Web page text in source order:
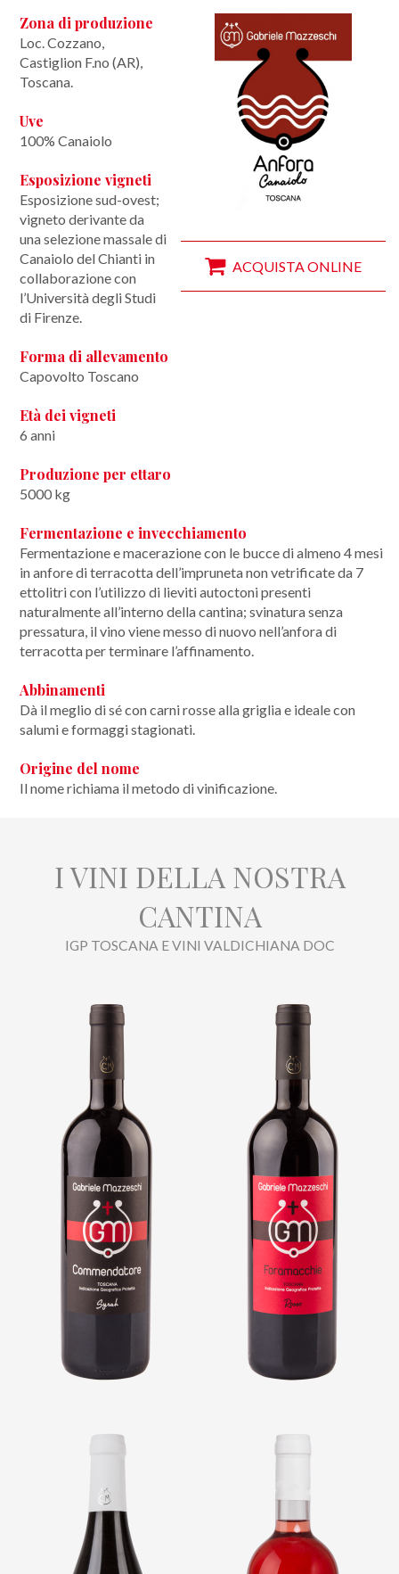
Contatti
Come arrivare
ACQUISTA ONLINE
Zona di produzione
Loc. Cozzano,
Castiglion F.no (AR),
Toscana.
Uve
100% Canaiolo
Esposizione vigneti
Esposizione sud-ovest;
vigneto derivante da
una selezione massale di
Canaiolo del Chianti in
collaborazione con
l’Università degli Studi
di Firenze.
Forma di allevamento
Capovolto Toscano
Età dei vigneti
6 anni
Produzione per ettaro
5000 kg
Fermentazione e invecchiamento
Fermentazione e macerazione con le bucce di almeno 4 mesi
in anfore di terracotta dell’impruneta non vetrificate da 7
ettolitri con l’utilizzo di lieviti autoctoni presenti
naturalmente all’interno della cantina; svinatura senza
pressatura, il vino viene messo di nuovo nell’anfora di
terracotta per terminare l’affinamento.
Abbinamenti
Dà il meglio di sé con carni rosse alla griglia e ideale con
salumi e formaggi stagionati.
Origine del nome
Il nome richiama il metodo di vinificazione.
I VINI DELLA NOSTRA
CANTINA
IGP TOSCANA E VINI VALDICHIANA DOC
IGP TOSCANA SYRAH
COMMENDATORE
IGP TOSCANA ROSSO
FORAMACCHIE